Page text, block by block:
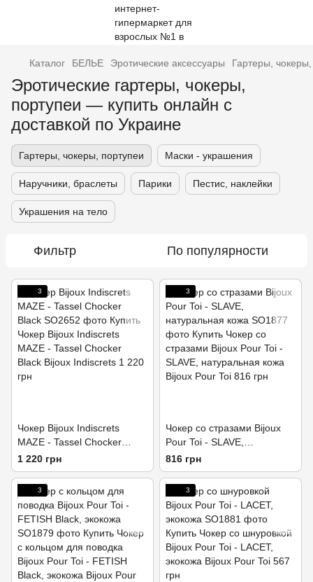
Каталог БЕЛЬЕ Эротические аксессуары Гартеры,
Эротические гартеры, чокеры,
портупеи — купить онлайн с
доставкой по Украине
Гартеры, чокеры, портупеи Маски - украшения
Наручники, браслеты Парики Пестис, наклейки
Украшения на тело
Фильтр По популярности
3
Чокер Bijoux Indiscrets
MAZE - Tassel Chocker
Black
1 220 грн
3
Чокер со стразами Bijoux
Pour Toi - SLAVE,
натуральная кожа
816 грн
3 3